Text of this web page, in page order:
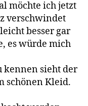
möchte ich jetzt
verschwindet
besser gar
es würde mich
sieht der
schönen Kleid.